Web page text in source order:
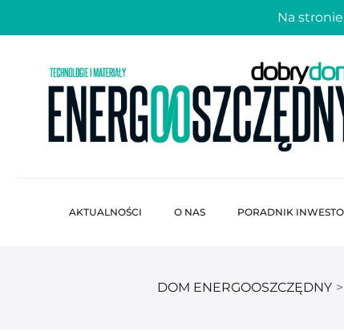
Na
AKTUALNOŚCI O NAS PORADNIK
DOM ENERGOOSZCZĘDNY >